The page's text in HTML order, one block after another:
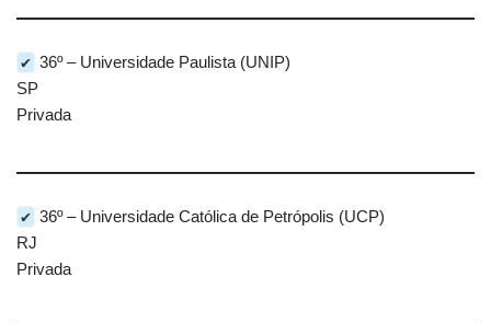
✔ 36º – Universidade Paulista (UNIP)
SP
Privada
✔ 36º – Universidade Católica de Petrópolis (UCP)
RJ
Privada